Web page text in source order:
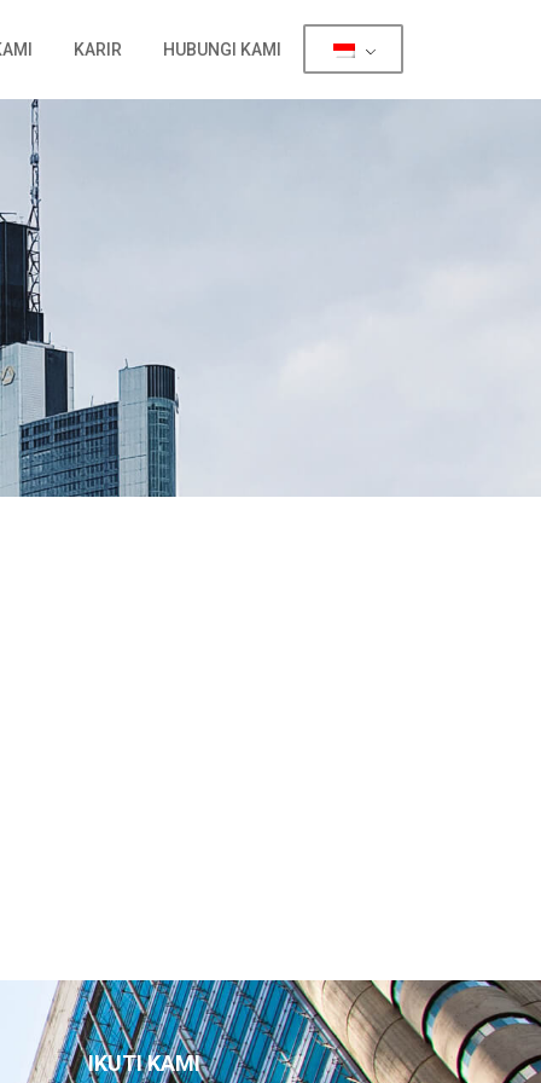
KARIR HUBUNGI KAMI
IKUTI KAMI